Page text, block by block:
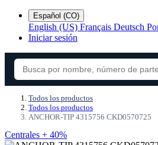
Español (CO)
English (US) Français Deutsch
Iniciar sesión
Todos los productos
Todos los productos
ANCHOR-TIP 4315756 CKD0570725
Centrales + 40%